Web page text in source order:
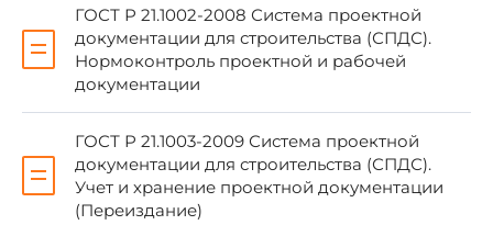
соответствующее уведомление будет
опубликовано в ближайшем выпуске
ежемесячного информационного указателя
"Национальные стандарты".
в информационной системе общего
пользования - на официальном сайте
Федерального агентства по техническому
регулированию и метрологии в сети
ГОСТ Р 21.1002-2008 Система проектной
документации для строительства (СПДС).
Нормоконтроль проектной и рабочей
документации
ГОСТ Р 21.1003-2009 Система проектной
документации для строительства (СПДС).
Учет и хранение проектной документации
(Переиздание)